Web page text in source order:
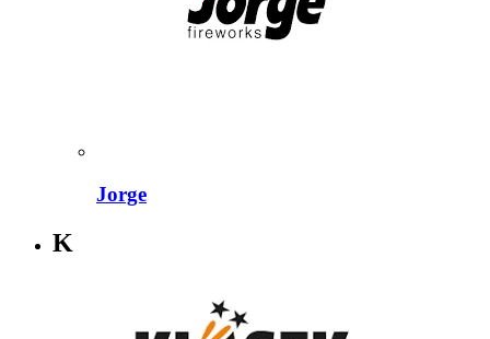
Jorge
K